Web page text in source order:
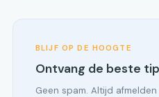
BLIJF OP DE HOOGTE
Ontvang de beste
Geen spam. Altijd afmelden